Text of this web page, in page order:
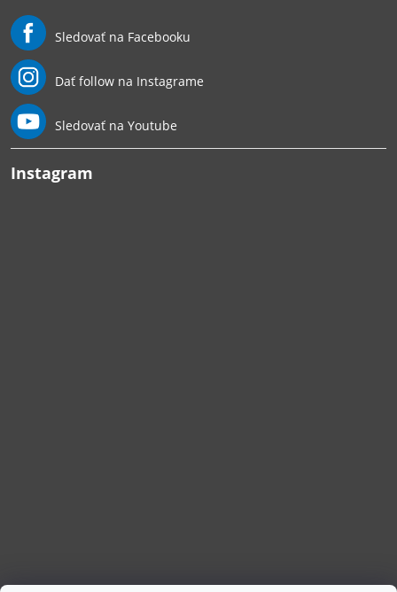
Sledovať na Facebooku
Dať follow na Instagrame
Sledovať na Youtube
Instagram